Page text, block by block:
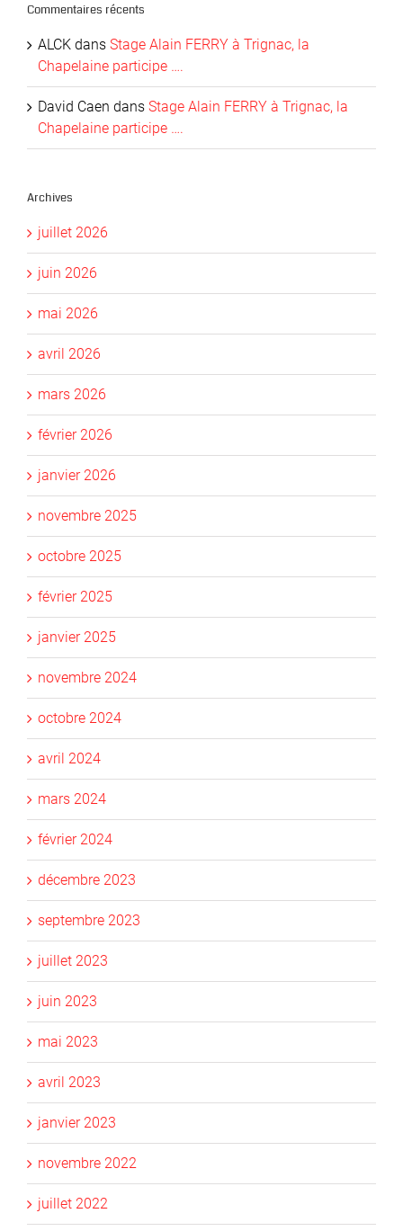
Commentaires récents
ALCK dans Stage Alain FERRY à Trignac, la
Chapelaine participe ….
David Caen dans Stage Alain FERRY à Trignac, la
Chapelaine participe ….
Archives
juillet 2026
juin 2026
mai 2026
avril 2026
mars 2026
février 2026
janvier 2026
novembre 2025
octobre 2025
février 2025
janvier 2025
novembre 2024
octobre 2024
avril 2024
mars 2024
février 2024
décembre 2023
septembre 2023
juillet 2023
juin 2023
mai 2023
avril 2023
janvier 2023
novembre 2022
juillet 2022